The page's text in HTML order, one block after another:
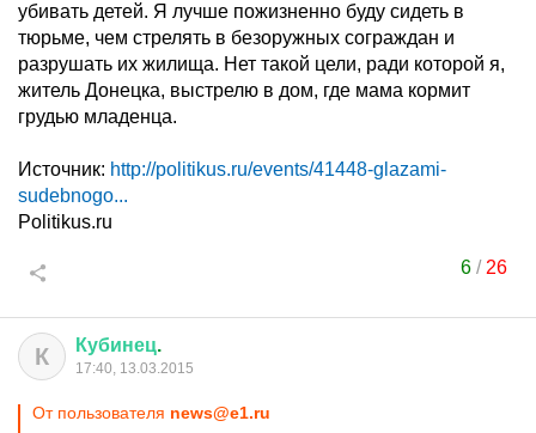
убивать детей. Я лучше пожизненно буду сидеть в
тюрьме, чем стрелять в безоружных сограждан и
разрушать их жилища. Нет такой цели, ради которой я,
житель Донецка, выстрелю в дом, где мама кормит
грудью младенца.
Источник: http://politikus.ru/events/41448-glazami-
sudebnogo...
Politikus.ru
6 / 26
К Кубинец.
17:40, 13.03.2015
От пользователя news@e1.ru